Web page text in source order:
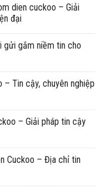
dien cuckoo – Giải
đại
gửi gắm niềm tin cho
Tin cậy, chuyên nghiệp
– Giải pháp tin cậy
Cuckoo – Địa chỉ tin